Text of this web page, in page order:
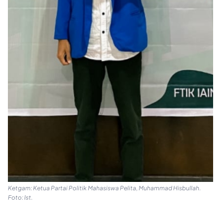
Ketgam: Ketua Partai Politik Mahasiswa Pelita, Muhammad Hisbullah.
Foto: Ist.